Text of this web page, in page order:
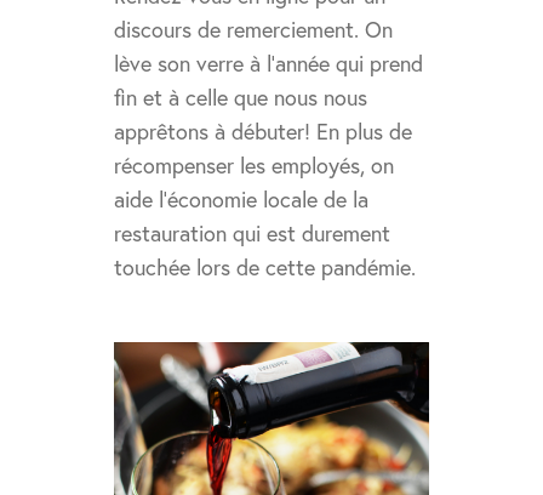
discours de remerciement. On
lève son verre à l’année qui prend
fin et à celle que nous nous
apprêtons à débuter! En plus de
récompenser les employés, on
aide l’économie locale de la
restauration qui est durement
touchée lors de cette pandémie.